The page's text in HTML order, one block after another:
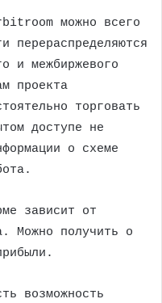
можно всего
перераспределяются
и межбиржевого
проекта
торговать
доступе не
о схеме
зависит от
Можно получить о
возможность